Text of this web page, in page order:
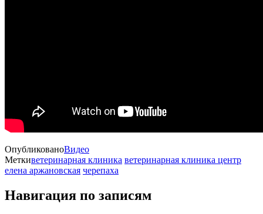
ОпубликованоВидео
Меткиветеринарная клиника ветеринарная клиника центр
елена аржановская черепаха
Навигация по записям